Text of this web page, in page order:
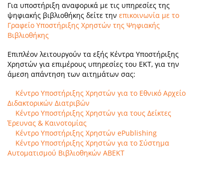
Για υποστήριξη αναφορικά με τις υπηρεσίες της
ψηφιακής βιβλιοθήκης δείτε την επικοινωνία με το
Γραφείο Υποστήριξης Χρηστών της Ψηφιακής
Βιβλιοθήκης
Επιπλέον λειτουργούν τα εξής Κέντρα Υποστήριξης
Χρηστών για επιμέρους υπηρεσίες του ΕΚΤ, για την
άμεση απάντηση των αιτημάτων σας:
Κέντρο Υποστήριξης Χρηστών για το Εθνικό Αρχείο
Διδακτορικών Διατριβών
Κέντρο Υποστήριξης Χρηστών για τους Δείκτες
Έρευνας & Καινοτομίας
Κέντρο Υποστήριξης Χρηστών ePublishing
Κέντρο Υποστήριξης Χρηστών για το Σύστημα
Αυτοματισμού Βιβλιοθηκών ΑΒΕΚΤ